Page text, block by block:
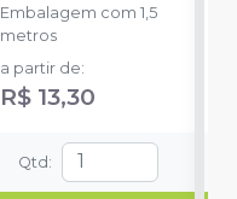
Embalagem com 1,5
metros
a partir de:
R$ 13,30
Qtd :